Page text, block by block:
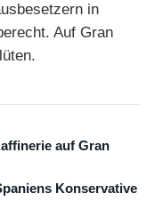
in
Auf Gran
auf Gran
Konservative